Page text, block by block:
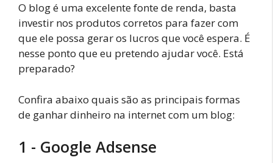
O blog é uma excelente fonte de renda, basta
investir nos produtos corretos para fazer com
que ele possa gerar os lucros que você espera. É
nesse ponto que eu pretendo ajudar você. Está
preparado?
Confira abaixo quais são as principais formas
de ganhar dinheiro na internet com um blog:
1 - Google Adsense